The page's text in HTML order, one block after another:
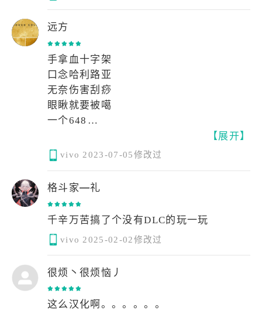
远方
手拿血十字架
口念哈利路亚
无奈伤害刮痧
眼瞅就要被噶
一个648
（doge）
【展开】
vivo 2023-07-05修改过
格斗家—礼
千辛万苦搞了个没有DLC的玩一玩
vivo 2025-02-02修改过
很烦丶很烦恼丿
这么汉化啊。。。。。。